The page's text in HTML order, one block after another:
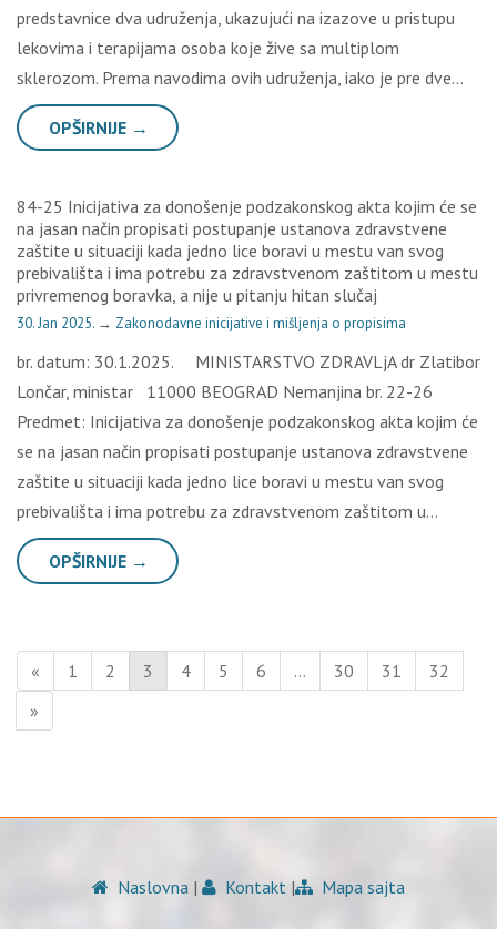
predstavnice dva udruženja, ukazujući na izazove u pristupu
lekovima i terapijama osoba koje žive sa multiplom
sklerozom. Prema navodima ovih udruženja, iako je pre dve…
OPŠIRNIJE →
84-25 Inicijativa za donošenje podzakonskog akta kojim će se
na jasan način propisati postupanje ustanova zdravstvene
zaštite u situaciji kada jedno lice boravi u mestu van svog
prebivališta i ima potrebu za zdravstvenom zaštitom u mestu
privremenog boravka, a nije u pitanju hitan slučaj
30. Jan 2025. → Zakonodavne inicijative i mišljenja o propisima
br. datum: 30.1.2025. MINISTARSTVO ZDRAVLjA dr Zlatibor
Lončar, ministar 11000 BEOGRAD Nemanjina br. 22-26
Predmet: Inicijativa za donošenje podzakonskog akta kojim će
se na jasan način propisati postupanje ustanova zdravstvene
zaštite u situaciji kada jedno lice boravi u mestu van svog
prebivališta i ima potrebu za zdravstvenom zaštitom u…
OPŠIRNIJE →
« 1 2 3 4 5 6 … 30 31
32
»
Naslovna | Kontakt | Mapa sajta